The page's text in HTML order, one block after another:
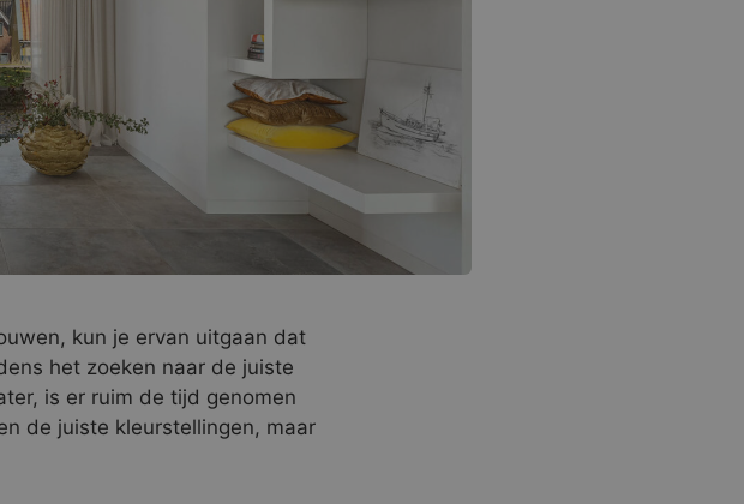
kun je ervan uitgaan dat
het zoeken naar de juiste
is er ruim de tijd genomen
de juiste kleurstellingen, maar